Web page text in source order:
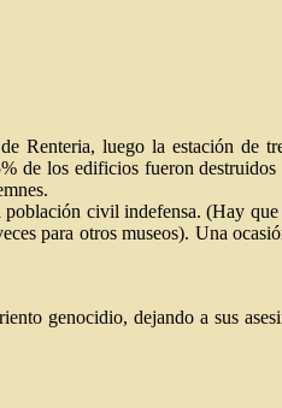
Renteria, luego la estación de
de los edificios fueron
civil indefensa. (Hay
para otros museos). Una
genocidio, dejando a sus